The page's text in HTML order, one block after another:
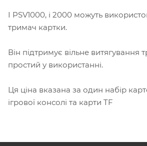
І PSV1000, і 2000 можуть
тримач картки.
Він підтримує вільне витягування
простий у використанні.
Ця ціна вказана за один набір
ігрової консолі та карти TF